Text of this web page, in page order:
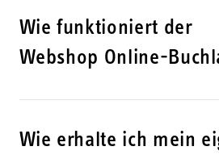
Wie funktioniert der
Webshop Online-
Wie erhalte ich mein